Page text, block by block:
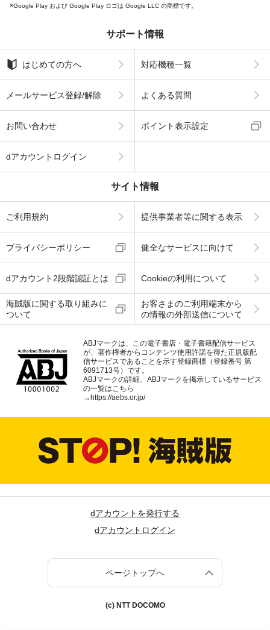
Google Play および Google Play ロゴは Google LLC の商標です。
サポート情報
はじめての方へ 対応機種一覧
メールサービス登録/解除 よくある質問
お問い合わせ ポイント表示設定
dアカウントログイン
サイト情報
ご利用規約 提供事業者等に関する表示
プライバシーポリシー 健全なサービスに向けて
dアカウント2段階認証とは Cookieの利用について
海賊版に関する取り組みに
ついて
お客さまのご利用端末から
の情報の外部送信について
ABJマークは、この電子書店・電子書籍配信サービス
が、著作権者からコンテンツ使用許諾を得た正規版配
信サービスであることを示す登録商標（登録番号 第
6091713号）です。
ABJマークの詳細、ABJマークを掲示しているサービス
の一覧はこちら
→ https://aebs.or.jp/
dアカウントを発行する
dアカウントログイン
ページトップへ
(c) NTT DOCOMO